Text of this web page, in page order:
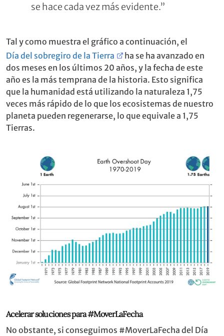
se hace cada vez más evidente.”
Tal y como muestra el gráfico a continuación, el
Día del sobregiro de la Tierra
ha se ha avanzado en
dos meses en los últimos 20 años, y la fecha de este
año es la más temprana de la historia. Esto significa
que la humanidad está utilizando la naturaleza 1,75
veces más rápido de lo que los ecosistemas de nuestro
planeta pueden regenerarse, lo que equivale a 1,75
Tierras.
Acelerar soluciones para #MoverLaFecha
No obstante, si conseguimos #MoverLaFecha del Día